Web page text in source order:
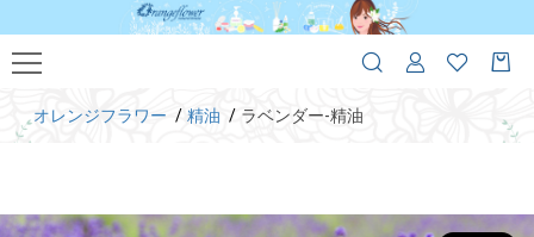
オレンジフラワー 精油 ラベンダー-精油